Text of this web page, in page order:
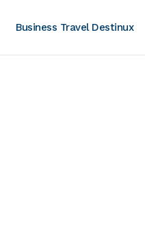
Business Travel Destinux